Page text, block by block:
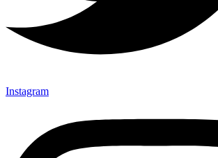
Instagram